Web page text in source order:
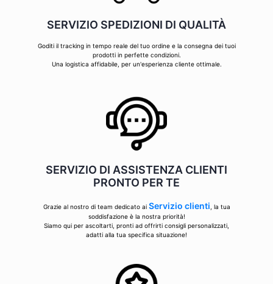
SERVIZIO SPEDIZIONI DI QUALITÀ
Goditi il tracking in tempo reale del tuo ordine e la consegna dei tuoi
prodotti in perfette condizioni.
Una logistica affidabile, per un'esperienza cliente ottimale.
SERVIZIO DI ASSISTENZA CLIENTI
PRONTO PER TE
Grazie al nostro di team dedicato ai Servizio clienti , la tua
soddisfazione è la nostra priorità!
Siamo qui per ascoltarti, pronti ad offrirti consigli personalizzati,
adatti alla tua specifica situazione!